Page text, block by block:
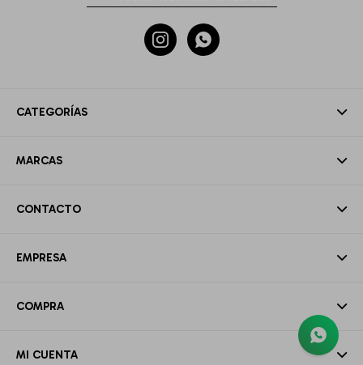
CATEGORÍAS
MARCAS
CONTACTO
EMPRESA
COMPRA
MI CUENTA
 